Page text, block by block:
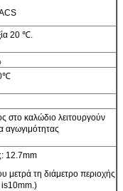
20 ℃.
στο καλώδιο λειτουργούν
αγωγιμότητας
12.7mm
μετρά τη διάμετρο περιοχής